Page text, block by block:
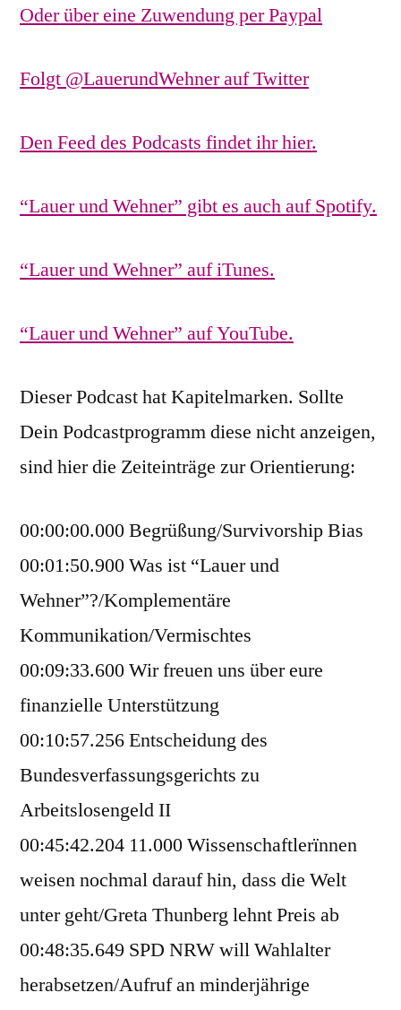
Oder über eine Zuwendung per Paypal
Folgt @LauerundWehner auf Twitter
Den Feed des Podcasts findet ihr hier.
“Lauer und Wehner” gibt es auch auf Spotify.
“Lauer und Wehner” auf iTunes.
“Lauer und Wehner” auf YouTube.
Dieser Podcast hat Kapitelmarken. Sollte
Dein Podcastprogramm diese nicht anzeigen,
sind hier die Zeiteinträge zur Orientierung:
00:00:00.000 Begrüßung/Survivorship Bias
00:01:50.900 Was ist “Lauer und
Wehner”?/Komplementäre
Kommunikation/Vermischtes
00:09:33.600 Wir freuen uns über eure
finanzielle Unterstützung
00:10:57.256 Entscheidung des
Bundesverfassungsgerichts zu
Arbeitslosengeld II
00:45:42.204 11.000 Wissenschaftlerïnnen
weisen nochmal darauf hin, dass die Welt
unter geht/Greta Thunberg lehnt Preis ab
00:48:35.649 SPD NRW will Wahlalter
herabsetzen/Aufruf an minderjährige